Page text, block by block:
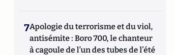
7Apologie du terrorisme et du viol,
antisémite : Boro 700, le chanteur
à cagoule de l’un des tubes de l’été